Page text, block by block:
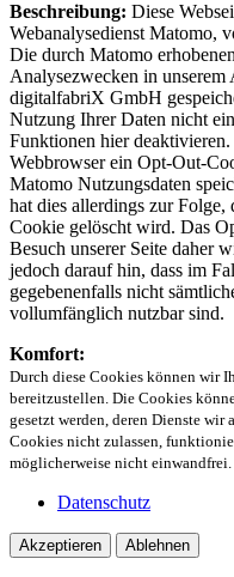
Beschreibung: Diese
Webanalysedienst Matomo,
Die durch Matomo
Analysezwecken in
digitalfabriX GmbH
Nutzung Ihrer Daten nicht
Funktionen hier
Webbrowser ein Opt-Out-
Matomo Nutzungsdaten
hat dies allerdings zur Folge,
Cookie gelöscht wird. Das
Besuch unserer Seite daher
jedoch darauf hin, dass im
gegebenenfalls nicht
vollumfänglich nutzbar sind.
Komfort:
Durch diese Cookies können wir
bereitzustellen. Die Cookies
gesetzt werden, deren Dienste wir
Cookies nicht zulassen,
möglicherweise nicht einwandfrei.
Datenschutz
Akzeptieren Ablehnen